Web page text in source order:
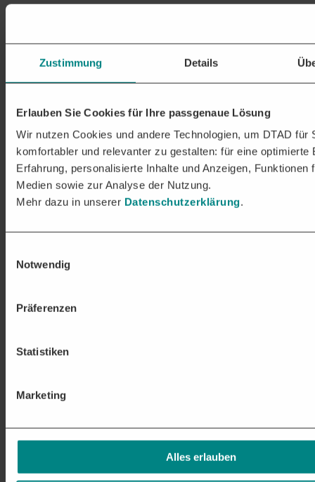
Zustimmung Details
Erlauben Sie Cookies für Ihre passgenaue Lösung
Wir nutzen Cookies und andere Technologien, um DTAD für
komfortabler und relevanter zu gestalten: für eine optimierte
Erfahrung, personalisierte Inhalte und Anzeigen, Funktionen
Medien sowie zur Analyse der Nutzung.
Mehr dazu in unserer Datenschutzerklärung.
Notwendig
Präferenzen
Statistiken
Marketing
Alles erlauben